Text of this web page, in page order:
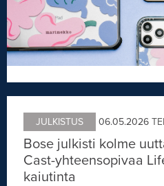
JULKISTUS 06.05.2026
Bose julkisti kolme
Cast-yhteensopivaa
kaiutinta